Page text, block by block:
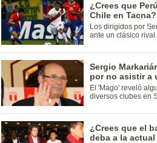
¿Crees que
Chile en Tacna?
Los dirigidos por
ante un clásico rival.
Sergio
por no asistir a
El 'Mago' reveló
diversos clubes en
¿Crees que el
deba a la